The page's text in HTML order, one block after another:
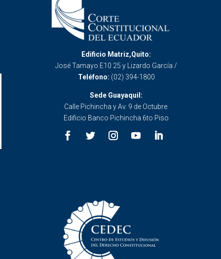
Edificio Matriz,Quito:
José Tamayo E10 25 y Lizardo García /
Teléfono: (02) 394-1800
Sede Guayaquil:
Calle Pichincha y Av. 9 de Octubre.
Edificio Banco Pichincha 6to Piso